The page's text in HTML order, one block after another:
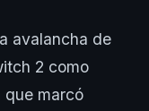
avalancha de
2 como
que marcó